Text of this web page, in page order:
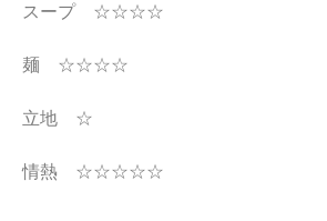
スープ ☆☆☆☆
麺 ☆☆☆☆
立地 ☆
情熱 ☆☆☆☆☆